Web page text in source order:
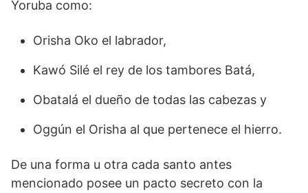
Yoruba como:
Orisha Oko el labrador,
Kawó Silé el rey de los tambores Batá,
Obatalá el dueño de todas las cabezas y
Oggún el Orisha al que pertenece el hierro.
De una forma u otra cada santo antes
mencionado posee un pacto secreto con la